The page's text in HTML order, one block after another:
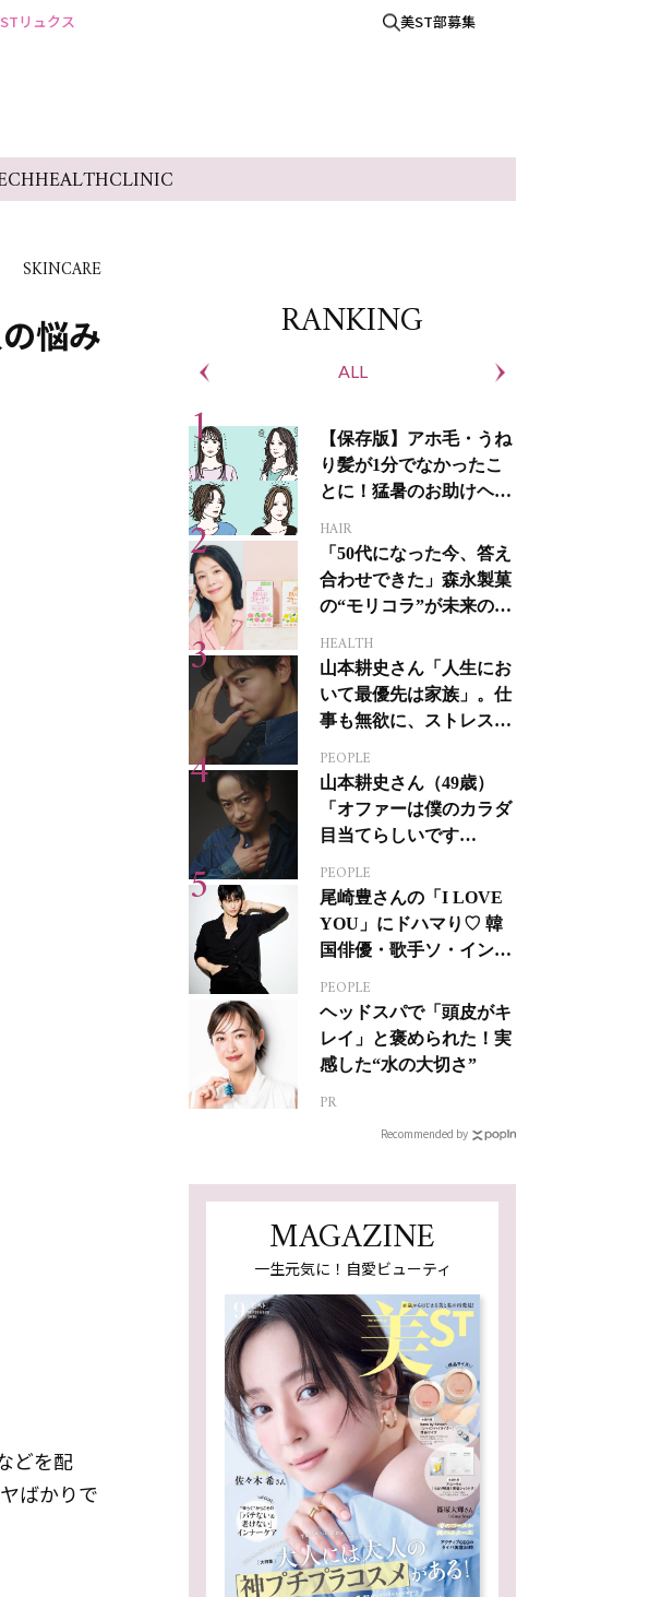
リュクス 美ST部募集
HEALTHCLINIC
SKINCARE
悩み
どを配
ばかりで
RANKING
ALL
【保存版】アホ毛・うね
り髪が1分でなかったこ
とに！猛暑のお助けヘア
HAIR
「50代になった今、答え
合わせできた」森永製菓
の“モリコラ”が未来のキ
HEALTH
山本耕史さん「人生にお
いて最優先は家族」。仕
事も無欲に、ストレスを
PEOPLE
山本耕史さん（49歳）
「オファーは僕のカラダ
目当てらしいです
ジカルへの挑戦
PEOPLE
尾崎豊さんの「I LOVE
YOU」にドハマり♡ 韓
国俳優・歌手ソ・イング
人生って？
PEOPLE
ヘッドスパで「頭皮がキ
レイ」と褒められた！実
感した“水の大切さ”
PR
Recommended by
MAGAZINE
一生元気に！自愛ビューティ